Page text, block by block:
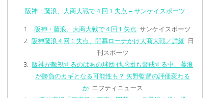
阪神・藤浪、大商大戦で４回１失点 – サンケイスポーツ
阪神・藤浪、大商大戦で４回１失点 サンケイスポーツ
阪神藤浪４回１失点、開幕ローテかけ大商大戦／詳細
日
刊スポーツ
阪神が敵視するのはあの球団 他球団も警戒する中、藤浪
が勝負のカギとなる可能性も？ 矢野監督の評価変わる
か ニフティニュース